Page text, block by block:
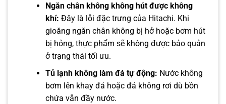
Ngăn chân không không hút được không
khí: Đây là lỗi đặc trưng của Hitachi. Khi
gioăng ngăn chân không bị hở hoặc bơm hút
bị hỏng, thực phẩm sẽ không được bảo quản
ở trạng thái tối ưu.
Tủ lạnh không làm đá tự động: Nước không
bơm lên khay đá hoặc đá không rơi dù bồn
chứa vẫn đầy nước.